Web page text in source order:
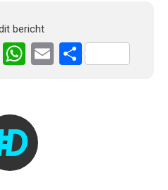
bericht
Threads
WhatsApp
EmailDelen